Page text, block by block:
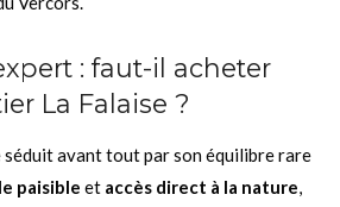
: faut-il acheter
La Falaise ?
séduit avant tout par son équilibre rare
paisible et accès direct à la nature,